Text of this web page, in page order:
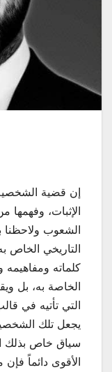
إن قضية
الإثبات، وفهمها
الشعوب
التاريخي الخاص
كلماته ومفاهيمه
الخاصة به، بل
التي تأتيه في
يجعل تلك
سياق خاص بذلك
الأقوى دائماً